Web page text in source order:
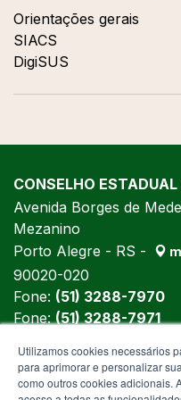
Orientações gerais
SIACS
DigiSUS
CONSELHO ESTADUAL
Avenida Borges de
Mezanino
Porto Alegre - RS -
90020-020
Fone: (51) 3288-7970
Fone:(51) 3288-7971
Utilizamos cookies necessários
para aprimorar e personalizar
como outros cookies adicionais.